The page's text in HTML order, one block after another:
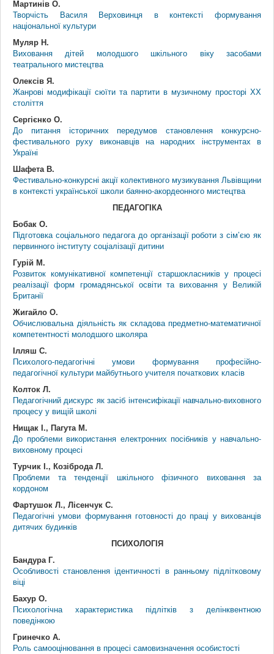
Мартинів О.
Творчість Василя Верховинця в контексті формування
національної культури
Муляр Н.
Виховання дітей молодшого шкільного віку засобами
театрального мистецтва
Олексів Я.
Жанрові модифікації сюїти та партити в музичному просторі ХХ
століття
Сергієнко О.
До питання історичних передумов становлення конкурсно-
фестивального руху виконавців на народних інструментах в
Україні
Шафета В.
Фестивально-конкурсні акції колективного музикування Львівщини
в контексті української школи баянно-акордеонного мистецтва
ПЕДАГОГІКА
Бобак О.
Підготовка соціального педагога до організації роботи з сім’єю як
первинного інституту соціалізації дитини
Гурій М.
Розвиток комунікативної компетенції старшокласників у процесі
реалізації форм громадянської освіти та виховання у Великій
Британії
Жигайло О.
Обчислювальна діяльність як складова предметно-математичної
компетентності молодшого школяра
Ілляш С.
Психолого-педагогічні умови формування професійно-
педагогічної культури майбутнього учителя початкових класів
Колток Л.
Педагогічний дискурс як засіб інтенсифікації навчально-виховного
процесу у вищій школі
Нищак І., Пагута М.
До проблеми використання електронних посібників у навчально-
виховному процесі
Турчик І., Козіброда Л.
Проблеми та тенденції шкільного фізичного виховання за
кордоном
Фартушок Л., Лісенчук С.
Педагогічні умови формування готовності до праці у вихованців
дитячих будинків
ПСИХОЛОГІЯ
Бандура Г.
Особливості становлення ідентичності в ранньому підлітковому
віці
Бахур О.
Психологічна характеристика підлітків з делінквентною
поведінкою
Гринечко А.
Роль самооцінювання в процесі самовизначення особистості